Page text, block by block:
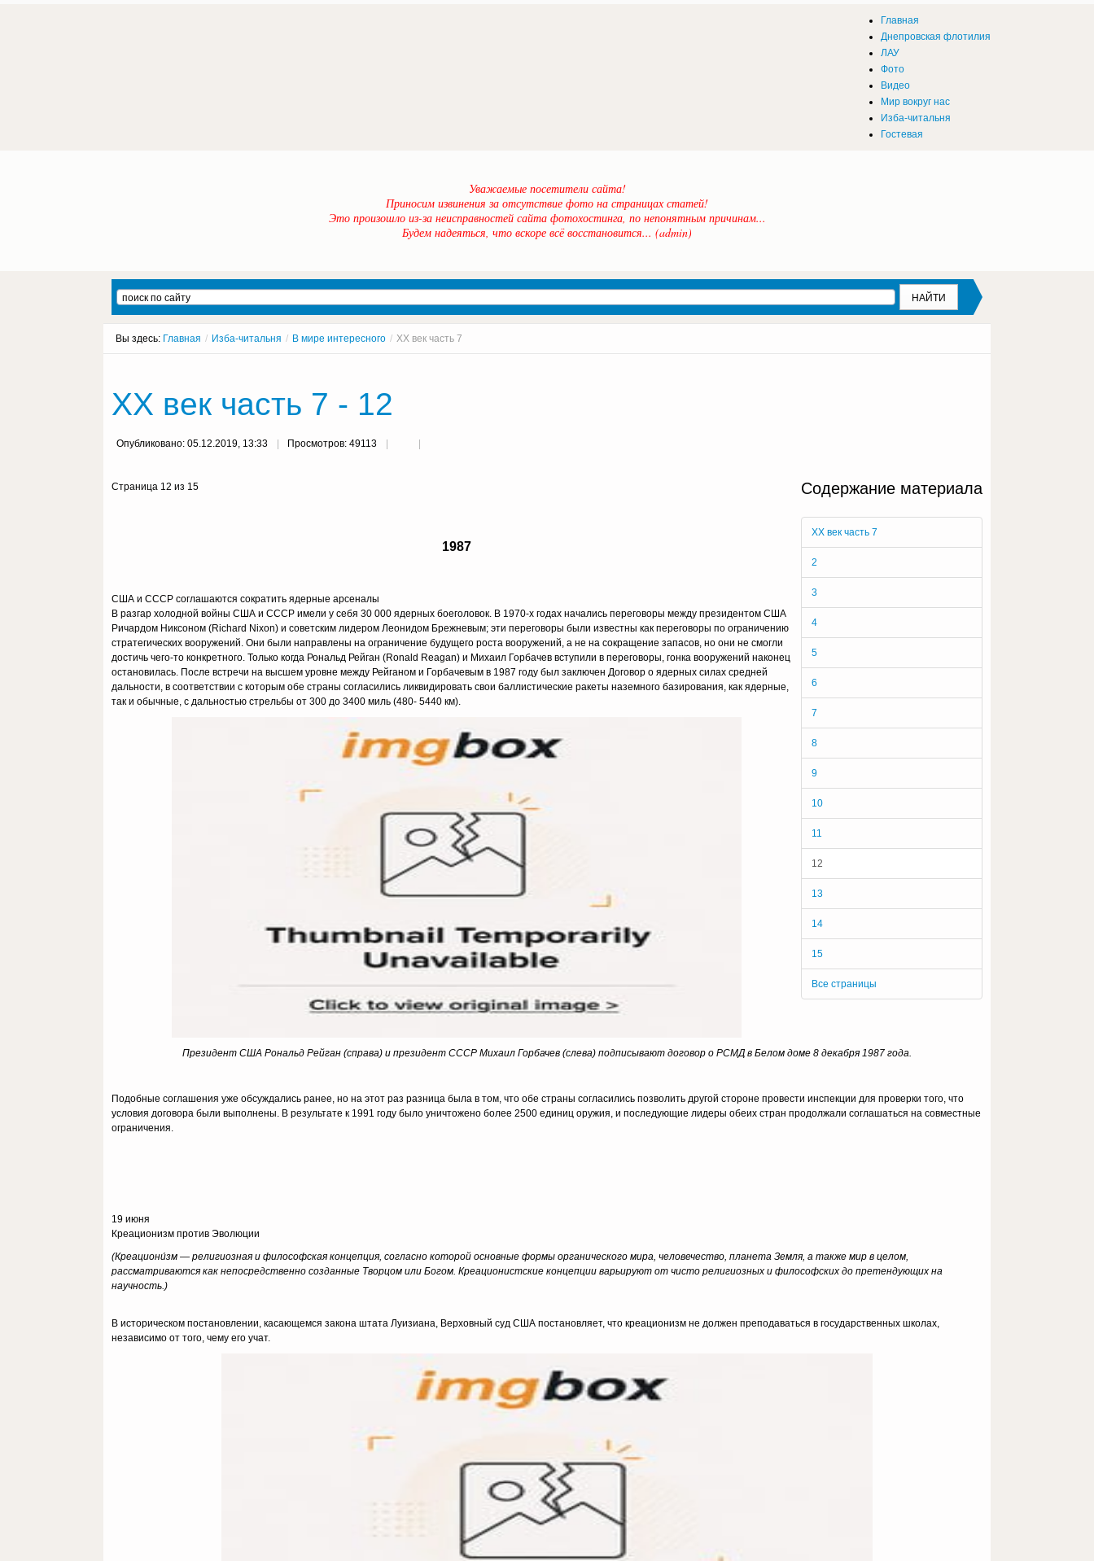
Главная
Днепровская флотилия
ЛАУ
Фото
Видео
Мир вокруг нас
Изба-читальня
Гостевая
Уважаемые посетители сайта!
Приносим извинения за отсутствие фото на страницах статей!
Это произошло из-за неисправностей сайта фотохостинга, по непонятным причинам...
Будем надеяться, что вскоре всё восстановится... (admin)
Вы здесь: Главная / Изба-читальня / В мире интересного / ХХ век часть 7
ХХ век часть 7 - 12
Опубликовано: 05.12.2019, 13:33 Просмотров: 49113
Содержание материала
ХХ век часть 7
2
3
4
5
6
7
8
9
10
11
12
13
14
15
Все страницы
Страница 12 из 15
1987
США и CCCР соглашаются сократить ядерные арсеналы
В разгар холодной войны США и СССР имели у себя 30 000 ядерных боеголовок. В 1970-х годах начались переговоры между президентом США
Ричардом Никсоном (Richard Nixon) и советским лидером Леонидом Брежневым; эти переговоры были известны как переговоры по ограничению
стратегических вооружений. Они были направлены на ограничение будущего роста вооружений, а не на сокращение запасов, но они не смогли
достичь чего-то конкретного. Только когда Рональд Рейган (Ronald Reagan) и Михаил Горбачев вступили в переговоры, гонка вооружений наконец
остановилась. После встречи на высшем уровне между Рейганом и Горбачевым в 1987 году был заключен Договор о ядерных силах средней
дальности, в соответствии с которым обе страны согласились ликвидировать свои баллистические ракеты наземного базирования, как ядерные,
так и обычные, с дальностью стрельбы от 300 до 3400 миль (480- 5440 км).
Президент США Рональд Рейган (справа) и президент СССР Михаил Горбачев (слева) подписывают договор о РСМД в Белом доме 8 декабря 1987 года.
Подобные соглашения уже обсуждались ранее, но на этот раз разница была в том, что обе страны согласились позволить другой стороне провести инспекции для проверки того, что
условия договора были выполнены. В результате к 1991 году было уничтожено более 2500 единиц оружия, и последующие лидеры обеих стран продолжали соглашаться на совместные
ограничения.
19 июня
Креационизм против Эволюции
(Креациони́зм — религиозная и философская концепция, согласно которой основные формы органического мира, человечество, планета Земля, а также мир в целом,
рассматриваются как непосредственно созданные Творцом или Богом. Креационистские концепции варьируют от чисто религиозных и философских до претендующих на
научность.)
В историческом постановлении, касающемся закона штата Луизиана, Верховный суд США постановляет, что креационизм не должен преподаваться в государственных школах,
независимо от того, чему его учат.